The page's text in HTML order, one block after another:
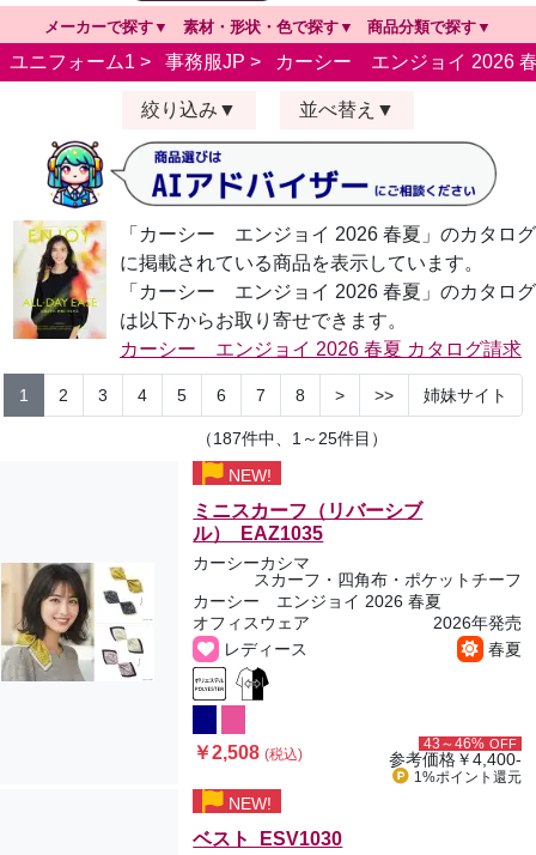
メーカーで探す 素材・形状・色で探す 商品分類で探す
ユニフォーム1 > 事務服JP > カーシー エンジョイ 2026
絞り込み 並べ替え
「カーシー エンジョイ 2026 春夏」のカタログ
に掲載されている商品を表示しています。
「カーシー エンジョイ 2026 春夏」のカタログ
は以下からお取り寄せできます。
カーシー エンジョイ 2026 春夏 カタログ請求
1 2 3 4 5 6 7 8 > >> 姉妹サイト
（187件中、1～25件目）
NEW!
ミニスカーフ（リバーシブ
ル） EAZ1035
カーシーカシマ
スカーフ・四角布・ポケットチーフ
カーシー エンジョイ 2026 春夏
オフィスウェア
2026年発売
レディース
春夏
￥2,508(税込)
43～46% OFF
参考価格￥4,400-
1%ポイント 還元
NEW!
ベスト ESV1030